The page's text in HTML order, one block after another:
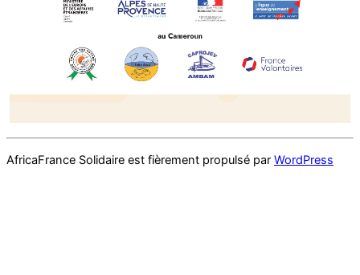
AfricaFrance Solidaire est fièrement propulsé par WordPress